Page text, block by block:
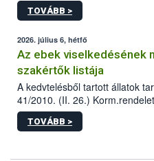
tervezett új épületébe.
TOVÁBB >
2026. július 6, hétfő
Az ebek viselkedésének
szakértők listája
A kedvtelésből tartott állatok
41/2010. (II. 26.)
sérülés, illetve ennek veszélye
hatósági feladatokat, valamint
TOVÁBB >